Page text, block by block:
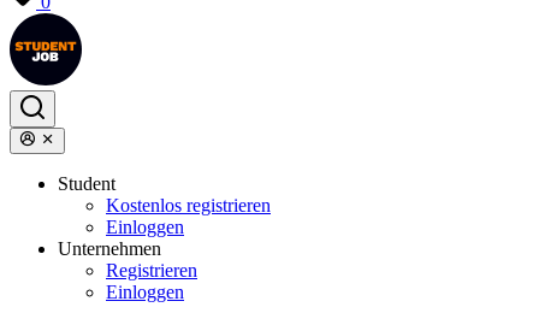
Student
Kostenlos registrieren
Einloggen
Unternehmen
Registrieren
Einloggen